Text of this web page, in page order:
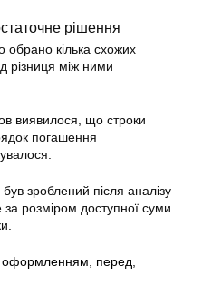
рішення
обрано кілька схожих
різниця між ними
виявилося, що строки
погашення
зроблений після аналізу
розміром доступної суми
оформленням, перед,